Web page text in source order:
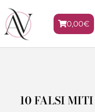
0,00€
10 FALSI